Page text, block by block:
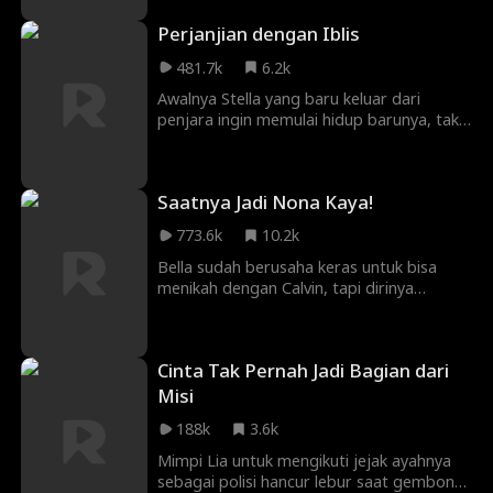
Perjanjian dengan Iblis
481.7k
6.2k
Awalnya Stella yang baru keluar dari
penjara ingin memulai hidup barunya, tak
besar untuk membiarkan Stella mendekati
kakaknya. Setelah kakaknya suka pada
Stella, saat itu Steven mulai menyesal.
Akankah hubungan segitiga ini berakhir
bahagia?
Saatnya Jadi Nona Kaya!
773.6k
10.2k
Bella sudah berusaha keras untuk bisa
menikah dengan Calvin, tapi dirinya
bernama Siska. Setelah itu, Bella pun
sadar, sebenarnya dia nggak perlu
di Biro Urusan Sipil, dia bertemu dengan
teman lamanya yang bernama Ken dan hal
pertama yang Bella ajukan padanya
Cinta Tak Pernah Jadi Bagian dari
Misi
188k
3.6k
Mimpi Lia untuk mengikuti jejak ayahnya
sebagai polisi hancur lebur saat gembong